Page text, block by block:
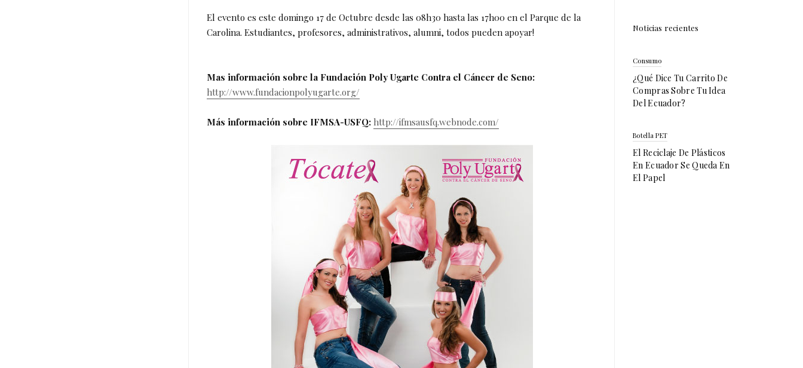
El evento es este domingo 17 de Octubre desde las 08h30 hasta las 17h00 en el Parque de la
Carolina. Estudiantes, profesores, administrativos, alumni, todos pueden apoyar!
Mas información sobre la Fundación Poly Ugarte Contra el Cáncer de Seno:
http://www.fundacionpolyugarte.org/
Más información sobre IFMSA-USFQ: http://ifmsausfq.webnode.com/
Noticias recientes
Consumo
¿Qué Dice Tu Carrito De
Compras Sobre Tu Idea
Del Ecuador?
Botella PET
El Reciclaje De Plásticos
En Ecuador Se Queda En
El Papel